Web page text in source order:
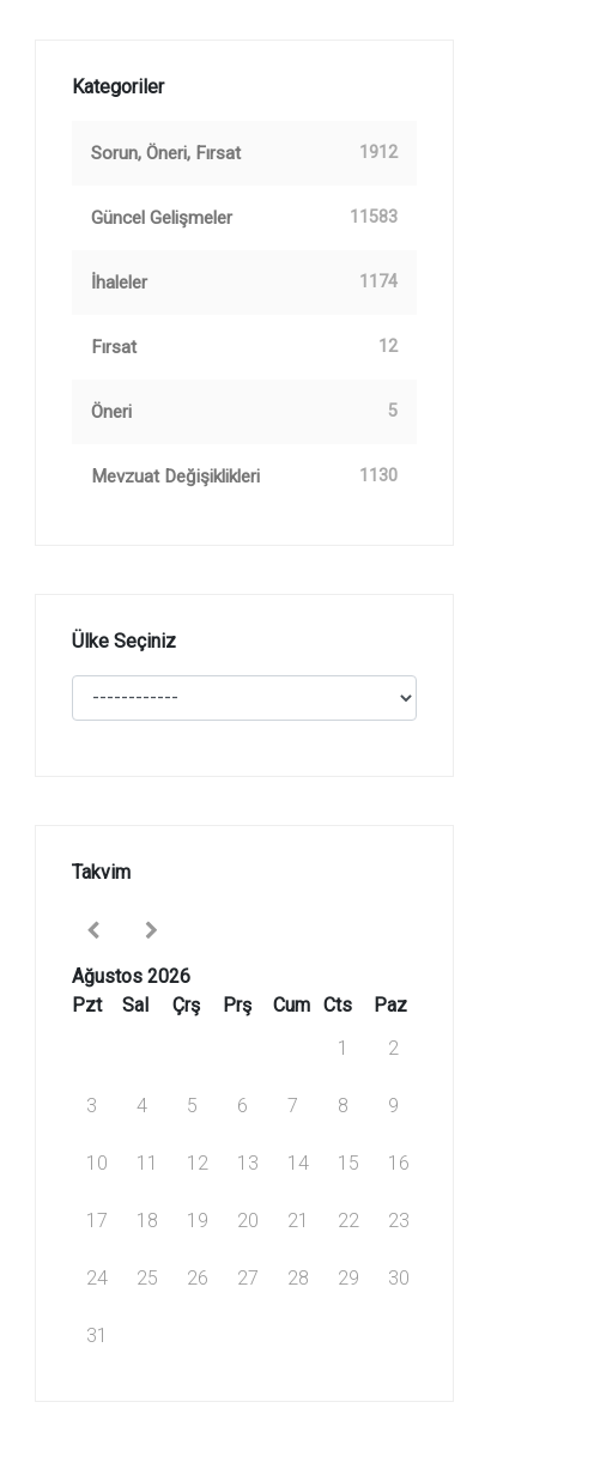
Kategoriler
Sorun, Öneri, Fırsat 1912
Güncel Gelişmeler 11583
İhaleler 1174
Fırsat 12
Öneri 5
Mevzuat Değişiklikleri 1130
Ülke Seçiniz
Takvim
Ağustos 2026
Pzt
Sal Çrş Prş Cum Cts
Paz
1
2
3 4 5 6 7 8 9
10 11 12 13 14 15 16
17 18 19 20 21 22 23
24 25 26 27 28 29 30
31